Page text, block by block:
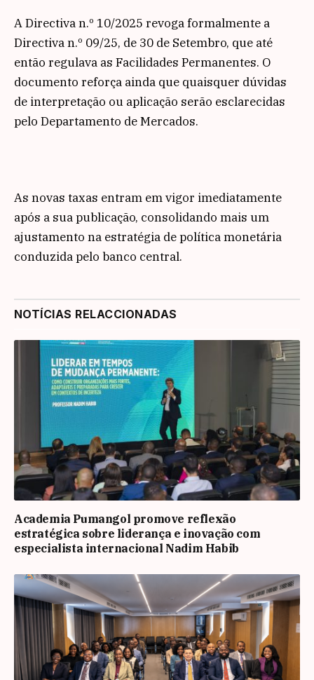
A Directiva n.º 10/2025 revoga formalmente a
Directiva n.º 09/25, de 30 de Setembro, que até
então regulava as Facilidades Permanentes. O
documento reforça ainda que quaisquer dúvidas
de interpretação ou aplicação serão esclarecidas
pelo Departamento de Mercados.
As novas taxas entram em vigor imediatamente
após a sua publicação, consolidando mais um
ajustamento na estratégia de política monetária
conduzida pelo banco central.
NOTÍCIAS RELACCIONADAS
Academia Pumangol promove reflexão
estratégica sobre liderança e inovação com
especialista internacional Nadim Habib